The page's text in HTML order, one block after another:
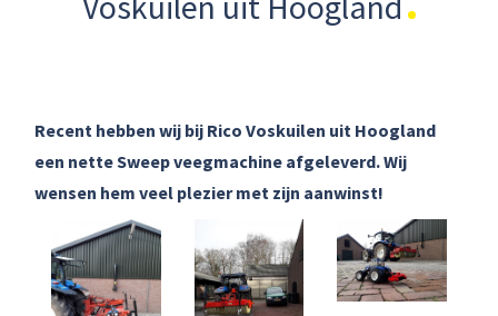
Recent hebben wij bij Rico Voskuilen uit Hoogland
een nette Sweep veegmachine afgeleverd. Wij
wensen hem veel plezier met zijn aanwinst!